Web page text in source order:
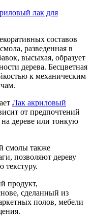
лак для
составов
разведенная в
высыхая, образует
дерева. Бесцветная
к механическим
Лак акриловый
от предпочтений
дереве или тонкую
смолы также
позволяют дереву
текстуру.
продукт,
сделанный из
полов, мебели